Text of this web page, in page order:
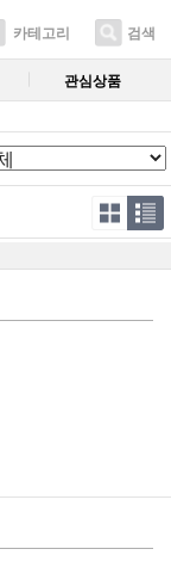
카테고리 검색
관심상품